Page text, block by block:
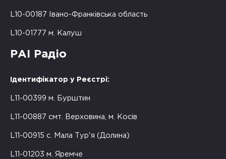
L10-00187 Івано-Франківська область
L10-01777 м. Калуш
РАІ Радіо
Ідентифікатор у Реєстрі:
L11-00399 м. Бурштин
L11-00887 смт. Верховина, м. Косів
L11-00915 с. Мала Тур'я (Долина)
L11-01203 м. Яремче